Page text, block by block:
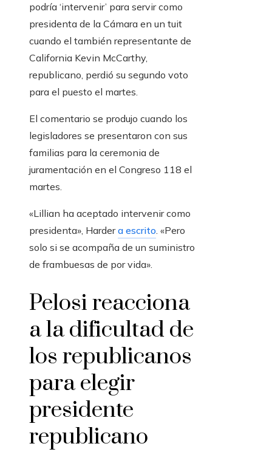
podría ‘intervenir’ para servir como
presidenta de la Cámara en un tuit
cuando el también representante de
California Kevin McCarthy,
republicano, perdió su segundo voto
para el puesto el martes.
El comentario se produjo cuando los
legisladores se presentaron con sus
familias para la ceremonia de
juramentación en el Congreso 118 el
martes.
«Lillian ha aceptado intervenir como
presidenta», Hardera escrito. «Pero
solo si se acompaña de un suministro
de frambuesas de por vida».
Pelosi reacciona
a la dificultad de
los republicanos
para elegir
presidente
republicano